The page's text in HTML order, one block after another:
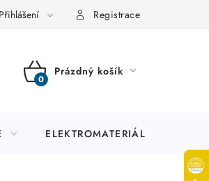
Přihlášení Registrace
NÁKUPNÍ
Prázdný košík
ELEKTROMATERIÁL